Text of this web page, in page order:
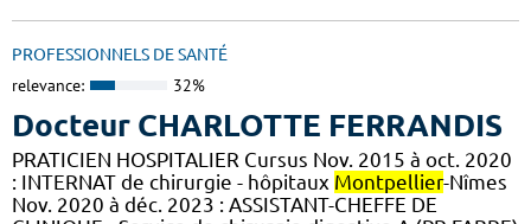
PROFESSIONNELS DE SANTÉ
relevance: 32%
Docteur CHARLOTTE FERRANDIS
PRATICIEN HOSPITALIER Cursus Nov. 2015 à oct. 2020
: INTERNAT de chirurgie - hôpitaux Montpellier-Nîmes
Nov. 2020 à déc. 2023 : ASSISTANT-CHEFFE DE